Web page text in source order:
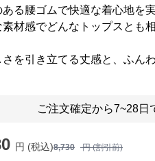
る腰ゴムで快適な着心地を
材感でどんなトップスとも
を引き立てる丈感と、ふん
ご注文確定から7~28日
円 (税込)8,730 円 (割引前)